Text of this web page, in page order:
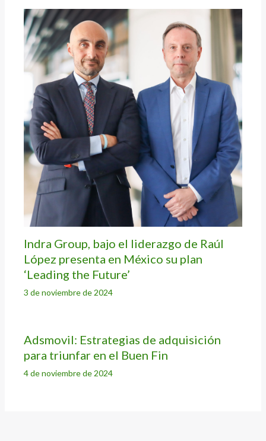
Indra Group, bajo el liderazgo de Raúl
López presenta en México su plan
‘Leading the Future’
3 de noviembre de 2024
Adsmovil: Estrategias de adquisición
para triunfar en el Buen Fin
4 de noviembre de 2024